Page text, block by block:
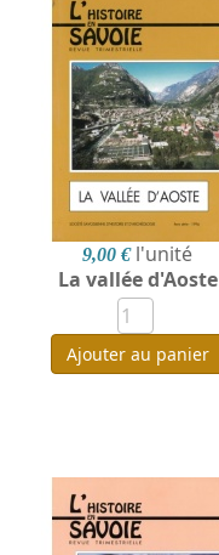
9,00 € l'unité
La vallée d'Aoste
Ajouter au panier